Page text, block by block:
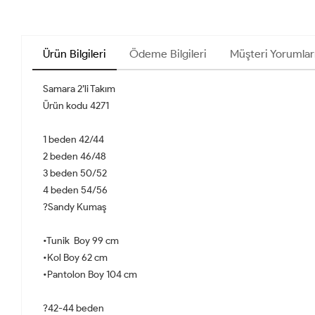
Ürün Bilgileri Ödeme Bilgileri Müşteri
Samara 2’li Takım
Ürün kodu 4271
1 beden 42/44
2 beden 46/48
3 beden 50/52
4 beden 54/56
?Sandy Kumaş
•Tunik Boy 99 cm
•Kol Boy 62 cm
•Pantolon Boy 104 cm
?42-44 beden